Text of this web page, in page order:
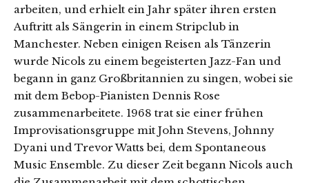
arbeiten, und erhielt ein Jahr später ihren ersten
Auftritt als Sängerin in einem Stripclub in
Manchester. Neben einigen Reisen als Tänzerin
wurde Nicols zu einem begeisterten Jazz-Fan und
begann in ganz Großbritannien zu singen, wobei sie
mit dem Bebop-Pianisten Dennis Rose
zusammenarbeitete. 1968 trat sie einer frühen
Improvisationsgruppe mit John Stevens, Johnny
Dyani und Trevor Watts bei, dem Spontaneous
Music Ensemble. Zu dieser Zeit begann Nicols auch